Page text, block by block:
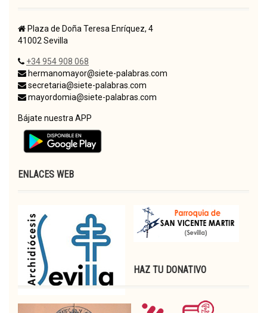
Plaza de Doña Teresa Enríquez, 4
41002 Sevilla
+34 954 908 068
hermanomayor@siete-palabras.com
secretaria@siete-palabras.com
mayordomia@siete-palabras.com
Bájate nuestra APP
ENLACES WEB
HAZ TU DONATIVO